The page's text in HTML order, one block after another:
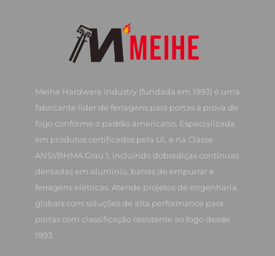
Meihe Hardware Industry (fundada em 1993) é uma
fabricante líder de ferragens para portas à prova de
fogo conforme o padrão americano. Especializada
em produtos certificados pela UL e na Classe
ANSI/BHMA Grau 1, incluindo dobradiças contínuas
dentadas em alumínio, barras de empurrar e
ferragens elétricas. Atende projetos de engenharia
globais com soluções de alta performance para
portas com classificação resistente ao fogo desde
1993.